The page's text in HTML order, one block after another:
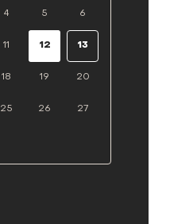
4 5 6
11 12 13
18 19 20
25 26 27